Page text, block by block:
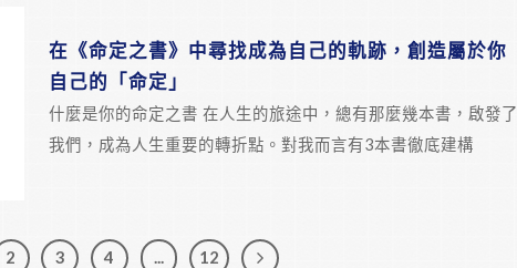
在《命定之書》中尋找成為自己的軌跡，創造屬於你
自己的「命定」
什麼是你的命定之書 在人生的旅途中，總有那麼幾本書，啟發了
我們，成為人生重要的轉折點。對我而言有3本書徹底建構
2 3 4 ... 12